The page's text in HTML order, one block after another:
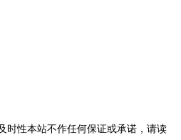
时性本站不作任何保证或承诺，请读